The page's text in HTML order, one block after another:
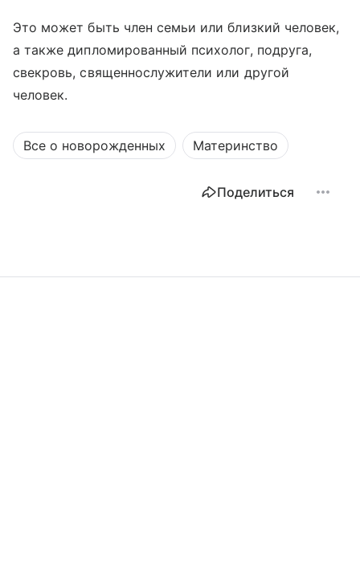
Это может быть член семьи или близкий человек,
а также дипломированный психолог, подруга,
свекровь, священнослужители или другой
человек.
Все о новорожденных Материнство
Поделиться